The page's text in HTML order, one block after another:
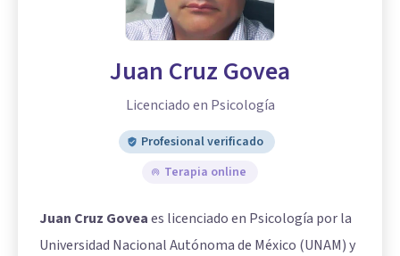
Juan Cruz Govea
Licenciado en Psicología
Profesional verificado
Terapia online
Juan Cruz Goveaes licenciado en Psicología por la
Universidad Nacional Autónoma de México (UNAM) y